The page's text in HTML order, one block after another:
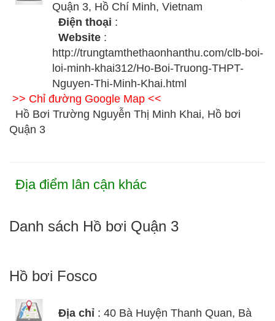
Quận 3, Hồ Chí Minh, Vietnam
Điện thoại :
Website :
http://trungtamthethaonhanthu.com/clb-boi-
loi-minh-khai312/Ho-Boi-Truong-THPT-
Nguyen-Thi-Minh-Khai.html
>> Chỉ đường Google Map <<
Hồ Bơi Trường Nguyễn Thị Minh Khai, Hồ bơi
Quận 3
Địa điểm lân cận khác
Danh sách Hồ bơi Quận 3
Hồ bơi Fosco
Địa chỉ : 40 Bà Huyện Thanh Quan, Bà